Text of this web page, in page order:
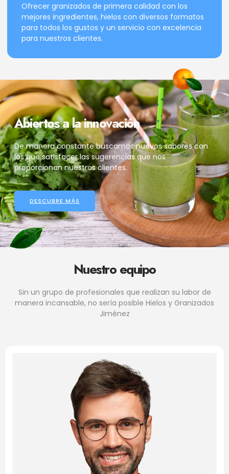
Ofrecer granizados de primera calidad con los
mejores ingredientes, hielos con diversos formatos
para todos los gustos y un servicio con excelencia
para nuestros clientes.
Abiertos a la innovación
De manera constante buscamos nuevos sabores con
los que satisfacer las sugerencias que nos
proporcionan nuestros clientes.
DESCUBRE MÁS
Nuestro equipo
Sin un grupo de profesionales que realizan su labor de
manera incansable, no sería posible Hielos y Granizados
Jiménez